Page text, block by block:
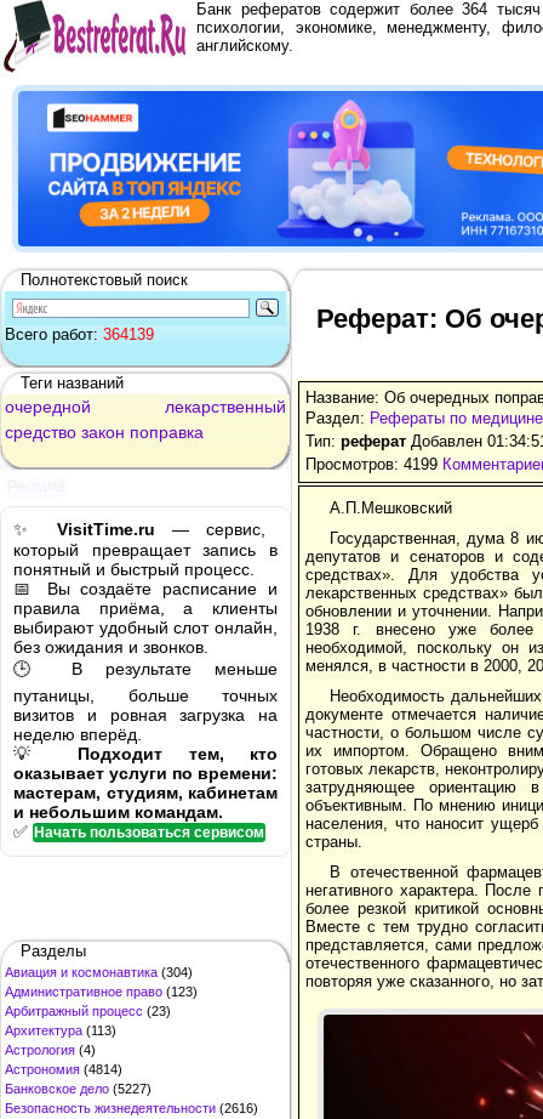
Банк рефератов содержит более 364
психологии, экономике, менеджменту,
английскому.
Полнотекстовый поиск
Всего работ: 364139
Теги названий
очередной
лекарственный
средство закон поправка
✨ VisitTime.ru — сервис,
который превращает запись в
понятный и быстрый процесс.
📅 Вы создаёте расписание и
правила приёма, а клиенты
выбирают удобный слот онлайн,
без ожидания и звонков.
🕒 В результате меньше
путаницы, больше точных
визитов и ровная загрузка на
неделю вперёд.
💡 Подходит тем, кто
оказывает услуги по времени:
мастерам, студиям, кабинетам
и небольшим командам.
✅ Начать пользоваться сервисом
Разделы
Авиация и космонавтика (304)
Административное право (123)
Арбитражный процесс (23)
Архитектура (113)
Астрология (4)
Астрономия (4814)
Банковское дело (5227)
Безопасность жизнедеятельности (2616)
Реферат: Об
Название: Об очередных
Раздел: Рефераты по медицине
Тип: реферат Добавлен
Просмотров: 4199
А.П.Мешковский
Государственная, дума 8
депутатов и сенаторов и
средствах». Для удобства
лекарственных средствах»
обновлении и уточнении.
1938 г. внесено уже более
необходимой, поскольку он
менялся, в частности в 2000,
Необходимость
документе отмечается
частности, о большом числе
их импортом. Обращено
готовых лекарств,
затрудняющее ориентацию
объективным. По мнению
населения, что наносит
страны.
В отечественной
негативного характера.
более резкой критикой
Вместе с тем трудно
представляется, сами
отечественного
повторяя уже сказанного, но